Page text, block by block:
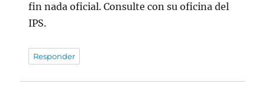
fin nada oficial. Consulte con su oficina del
IPS.
Responder